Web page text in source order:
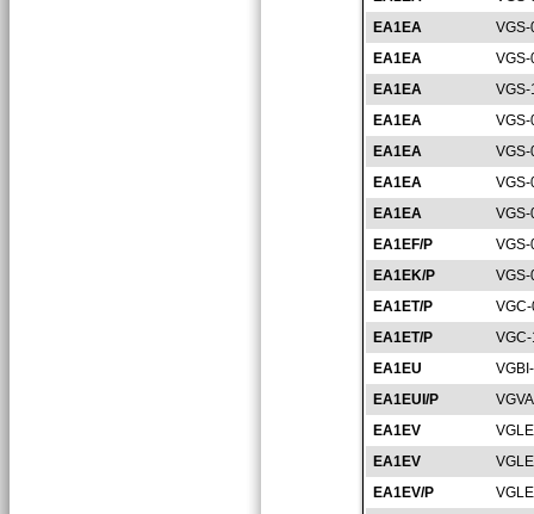
EA1EA
EA1EA
EA1EA
EA1EA
EA1EA
EA1EA
EA1EA
EA1EF/P
EA1EK/P
EA1ET/P
EA1ET/P
EA1EU
EA1EUI/P
EA1EV
EA1EV
EA1EV/P